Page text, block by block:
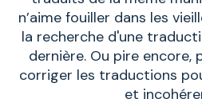
n’aime fouiller dans les
la recherche d'une
dernière. Ou pire encore,
corriger les traductions
et